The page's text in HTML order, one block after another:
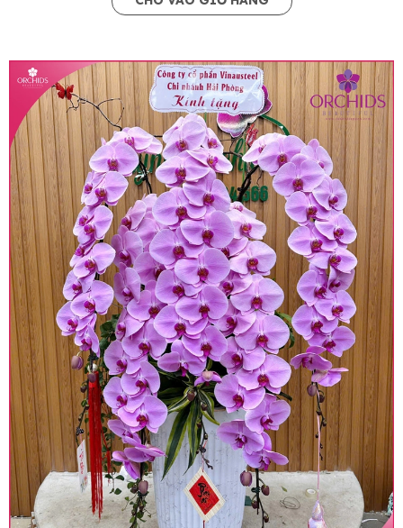
• Giá trên website chưa bao gồm thuế giá trị gia
• Giá trên được miễn ship giao trong nội thành,
miễn phí in thiệp - banner theo yêu cầu khách
hàng.
• Beautiful Orchids liên kết với các cửa hàng
trên toàn quốc để phục vụ giao hoa tận nơi, mỗi
khu vực sẽ có mức giá khác nhau (tùy vào chi
phí mặt bằng, nguyên vật liệu,..) nên giá có thể sẽ
thay đổi so với giá niêm yết trên website. Khách
hàng ở Tỉnh thành khác vui lòng chủ động hỏi lại
giá trước khi đặt hàng, shop sẽ chủ động báo giá
chính xác khi có địa chỉ giao hàng cụ thể.